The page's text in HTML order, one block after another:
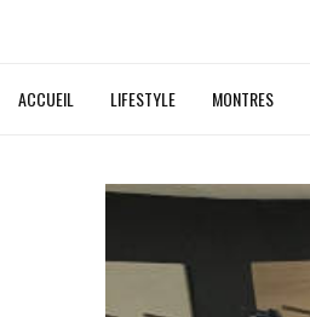
ACCUEIL LIFESTYLE MONTRES